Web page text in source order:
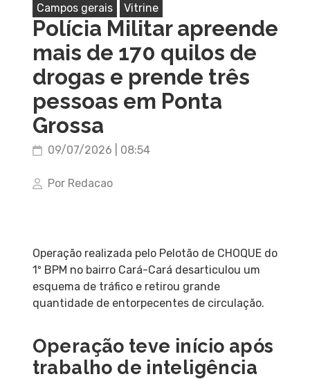
Campos gerais Vitrine
Polícia Militar apreende
mais de 170 quilos de
drogas e prende três
pessoas em Ponta
Grossa
09/07/2026 | 08:54
Por Redacao
Operação realizada pelo Pelotão de CHOQUE do
1º BPM no bairro Cará-Cará desarticulou um
esquema de tráfico e retirou grande
quantidade de entorpecentes de circulação.
Operação teve início após
trabalho de inteligência